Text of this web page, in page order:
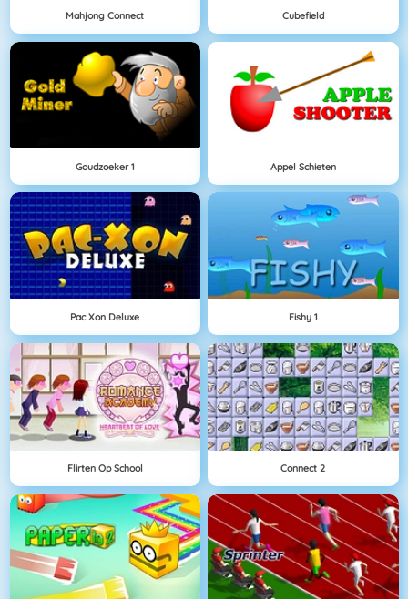
Mahjong Connect Cubefield
Goudzoeker 1 Appel Schieten
Pac Xon Deluxe Fishy 1
Flirten Op School Connect 2